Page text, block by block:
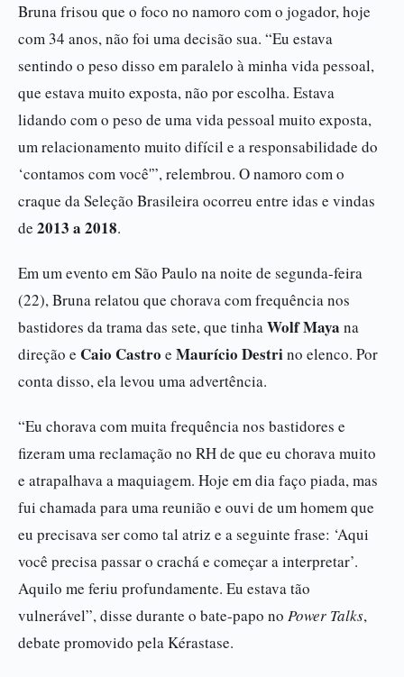
Bruna frisou que o foco no namoro com o jogador, hoje
com 34 anos, não foi uma decisão sua. “Eu estava
sentindo o peso disso em paralelo à minha vida pessoal,
que estava muito exposta, não por escolha. Estava
lidando com o peso de uma vida pessoal muito exposta,
um relacionamento muito difícil e a responsabilidade do
‘contamos com você'”, relembrou. O namoro com o
craque da Seleção Brasileira ocorreu entre idas e vindas
de 2013 a 2018.
Em um evento em São Paulo na noite de segunda-feira
(22), Bruna relatou que chorava com frequência nos
bastidores da trama das sete, que tinhaWolf Maya na
direção e Caio Castro e Maurício Destrino elenco. Por
conta disso, ela levou uma advertência.
“Eu chorava com muita frequência nos bastidores e
fizeram uma reclamação no RH de que eu chorava muito
e atrapalhava a maquiagem. Hoje em dia faço piada, mas
fui chamada para uma reunião e ouvi de um homem que
eu precisava ser como tal atriz e a seguinte frase: ‘Aqui
você precisa passar o crachá e começar a interpretar’.
Aquilo me feriu profundamente. Eu estava tão
vulnerável”, disse durante o bate-papo no Power Talks,
debate promovido pela Kérastase.